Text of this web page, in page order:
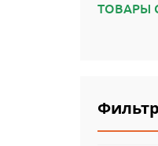
ТОВАРЫ
Фильтр